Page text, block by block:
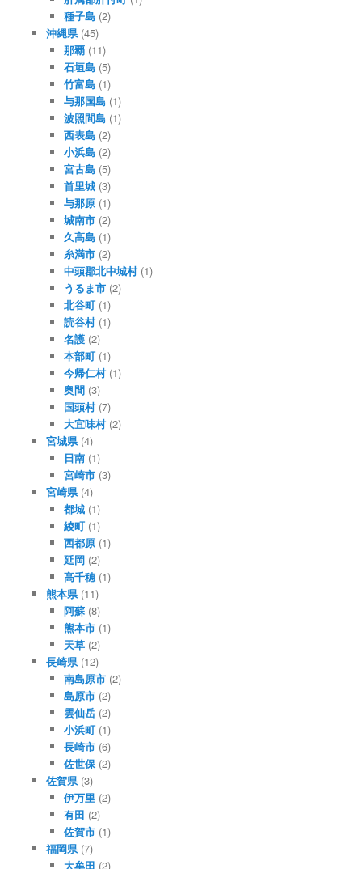
種子島 (2)
沖縄県(45)
那覇 (11)
石垣島 (5)
竹富島 (1)
与那国島 (1)
波照間島 (1)
西表島 (2)
小浜島 (2)
宮古島 (5)
首里城 (3)
与那原 (1)
城南市 (2)
久高島 (1)
糸満市 (2)
中頭郡北中城村(1)
うるま市 (2)
北谷町 (1)
読谷村(1)
名護 (2)
本部町 (1)
今帰仁村(1)
奥間 (3)
国頭村(7)
大宜味村(2)
宮城県(4)
日南 (1)
宮崎市 (3)
宮崎県(4)
都城 (1)
綾町 (1)
西都原 (1)
延岡 (2)
高千穂 (1)
熊本県(11)
阿蘇 (8)
熊本市 (1)
天草 (2)
長崎県(12)
南島原市 (2)
島原市 (2)
雲仙岳 (2)
小浜町 (1)
長崎市 (6)
佐世保 (2)
佐賀県(3)
伊万里 (2)
有田 (2)
佐賀市 (1)
福岡県(7)
大牟田 (2)